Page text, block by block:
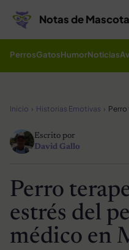
Notas de
PerrosGatosHumorNoticias
Inicio Historias Emotivas
Escrito por
David Gallo
Perro
estrés del
médico en